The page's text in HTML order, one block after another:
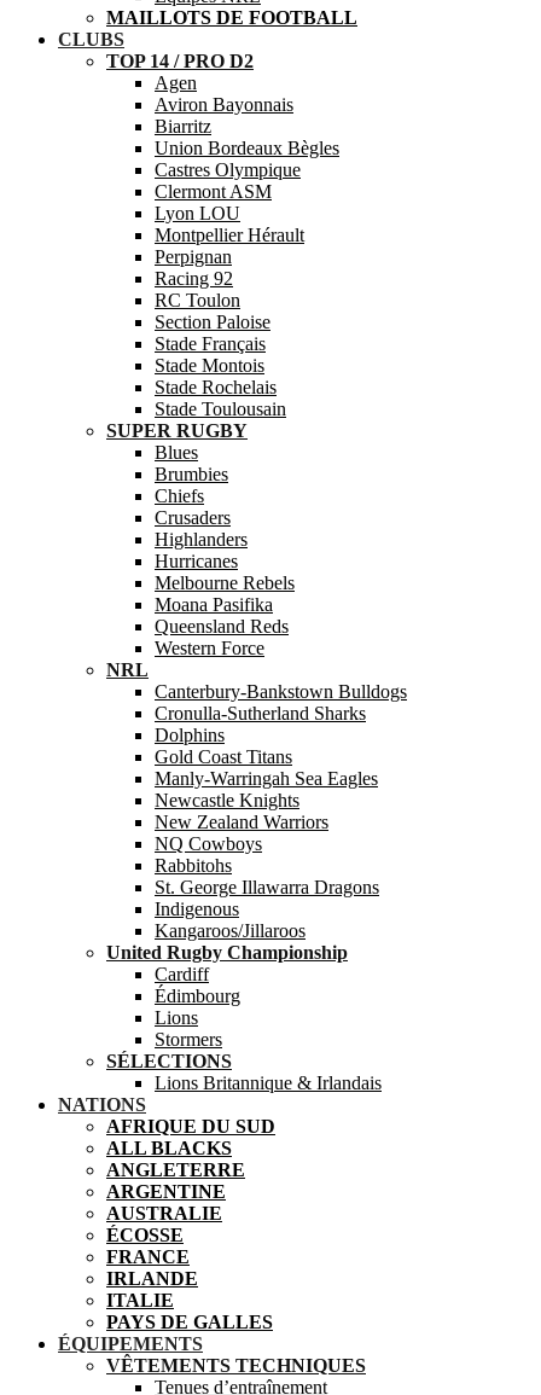
MAILLOTS DE FOOTBALL
CLUBS
TOP 14 / PRO D2
Agen
Aviron Bayonnais
Biarritz
Union Bordeaux Bègles
Castres Olympique
Clermont ASM
Lyon LOU
Montpellier Hérault
Perpignan
Racing 92
RC Toulon
Section Paloise
Stade Français
Stade Montois
Stade Rochelais
Stade Toulousain
SUPER RUGBY
Blues
Brumbies
Chiefs
Crusaders
Highlanders
Hurricanes
Melbourne Rebels
Moana Pasifika
Queensland Reds
Western Force
NRL
Canterbury-Bankstown Bulldogs
Cronulla-Sutherland Sharks
Dolphins
Gold Coast Titans
Manly-Warringah Sea Eagles
Newcastle Knights
New Zealand Warriors
NQ Cowboys
Rabbitohs
St. George Illawarra Dragons
Indigenous
Kangaroos/Jillaroos
United Rugby Championship
Cardiff
Édimbourg
Lions
Stormers
SÉLECTIONS
Lions Britannique & Irlandais
NATIONS
AFRIQUE DU SUD
ALL BLACKS
ANGLETERRE
ARGENTINE
AUSTRALIE
ÉCOSSE
FRANCE
IRLANDE
ITALIE
PAYS DE GALLES
ÉQUIPEMENTS
VÊTEMENTS TECHNIQUES
Tenues d’entraînement